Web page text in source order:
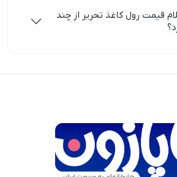
قیمت رول کاغذ تحریر از چند